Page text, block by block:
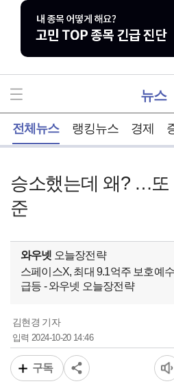
뉴스
전체뉴스 랭킹뉴스 경제
승소했는데 왜? …또
준
와우넷 오늘장전략
스페이스X, 최대 9.1억주 보호예
급등 - 와우넷 오늘장전략
김현경 기자
입력2024-10-20 14:46
구독